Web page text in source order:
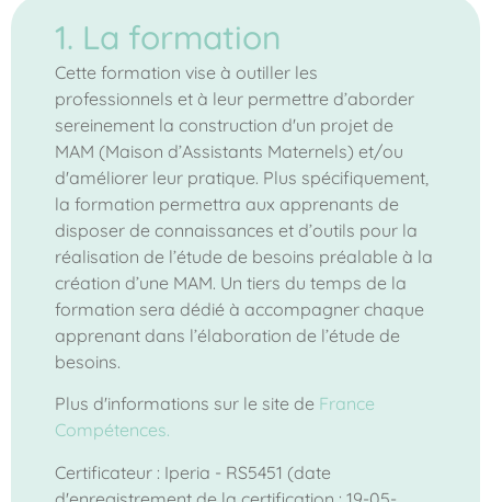
1. La formation
Cette formation vise à outiller les
professionnels et à leur permettre d’aborder
sereinement la construction d'un projet de
MAM (Maison d’Assistants Maternels) et/ou
d'améliorer leur pratique. Plus spécifiquement,
la formation permettra aux apprenants de
disposer de connaissances et d’outils pour la
réalisation de l’étude de besoins préalable à la
création d’une MAM. Un tiers du temps de la
formation sera dédié à accompagner chaque
apprenant dans l’élaboration de l’étude de
besoins.
Plus d'informations sur le site de France
Compétences.
Certificateur : Iperia - RS5451 (date